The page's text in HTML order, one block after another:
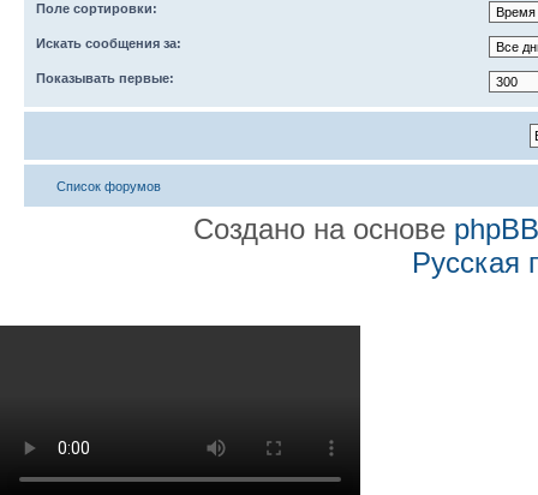
Поле сортировки:
Искать сообщения за:
Показывать первые:
Список форумов
Создано на основе phpBB
Русская